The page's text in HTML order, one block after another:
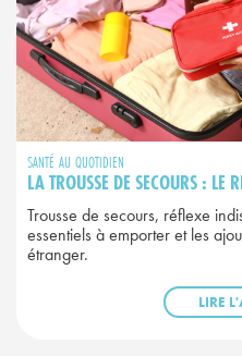
SANTÉ AU QUOTIDIEN
LA TROUSSE DE SECOURS : LE
Trousse de secours, réflexe
essentiels à emporter et les
étranger.
LIRE